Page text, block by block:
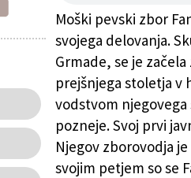
Moški pevski zbor
svojega delovanja.
Grmade, se je
prejšnjega stoletja v
vodstvom
pozneje. Svoj prvi
Njegov zborovodja
svojim petjem so se